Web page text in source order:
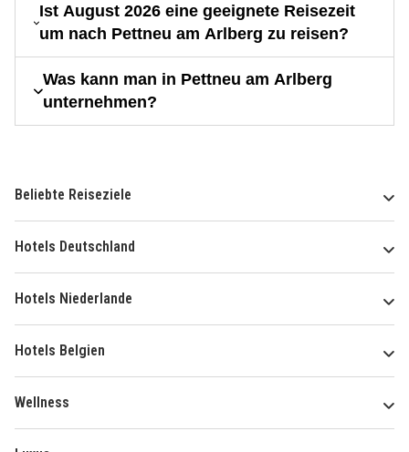
Ist August 2026 eine geeignete Reisezeit
um nach Pettneu am Arlberg zu reisen?
Was kann man in Pettneu am Arlberg
unternehmen?
Beliebte Reiseziele
Hotels Deutschland
Hotels Niederlande
Hotels Belgien
Wellness